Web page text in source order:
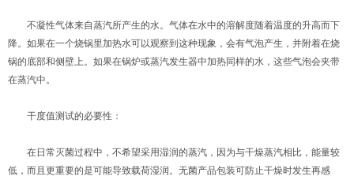
不凝性气体来自蒸汽所产生的水。气体在水中的溶解度随着温度的升高而下
降。如果在一个烧锅里加热水可以观察到这种现象，会有气泡产生，并附着在烧
锅的底部和侧壁上。如果在锅炉或蒸汽发生器中加热同样的水，这些气泡会夹带
在蒸汽中。
干度值测试的必要性：
在日常灭菌过程中，不希望采用湿润的蒸汽，因为与干燥蒸汽相比，能量较
低，而且更重要的是可能导致载荷湿润。无菌产品包装可防止干燥时发生再感